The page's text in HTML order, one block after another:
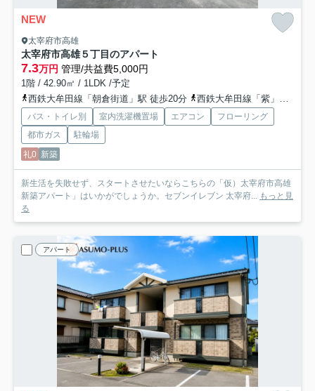
NEW
太宰府市高雄
太宰府市高雄５丁目のアパート
7.3万円 管理/共益費5,000円
1階 / 42.90㎡ / 1LDK /予定
西鉄大牟田線「朝倉街道」駅 徒歩20分
西鉄大牟田線「紫」駅 徒歩20分
バス・トイレ別 室内洗濯機置場 エアコン
フローリング
都市ガス
駐輪場
礼0 新築
新生活を失敗せず、スタートさせたいならこちらの「仮）太宰府市高雄
新築アパート」はいかがでしょうか。セブンイレブン 太宰府... もっと見
る
アパート